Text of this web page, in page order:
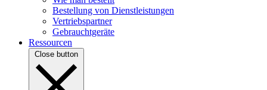
Bestellung von Dienstleistungen
Vertriebspartner
Gebrauchtgeräte
Ressourcen
Close button